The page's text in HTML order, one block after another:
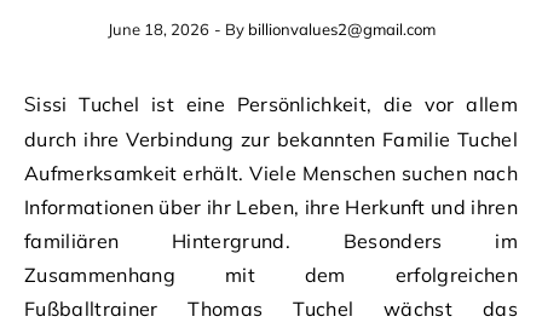
June 18, 2026 - By billionvalues2@gmail.com
Sissi Tuchel ist eine Persönlichkeit, die vor allem
durch ihre Verbindung zur bekannten Familie Tuchel
Aufmerksamkeit erhält. Viele Menschen suchen nach
Informationen über ihr Leben, ihre Herkunft und ihren
familiären Hintergrund. Besonders im
Zusammenhang mit dem erfolgreichen
Fußballtrainer Thomas Tuchel wächst das